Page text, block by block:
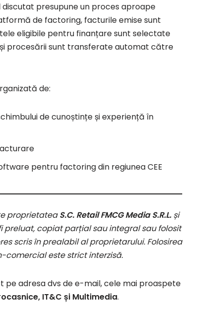
presupune un proces aproape
de factoring, facturile emise sunt
eligibile pentru finanțare sunt selectate
procesării sunt transferate automat către
de:
de cunoștințe și experiență în
pentru factoring din regiunea CEE
proprietateaS.C. Retail FMCG Media S.R.L. și
copiat parțial sau integral sau folosit
scris în prealabil al proprietarului. Folosirea
comercial este strict interzisă.
pe adresa dvs de e-mail, cele mai proaspete
IT&C și Multimedia.